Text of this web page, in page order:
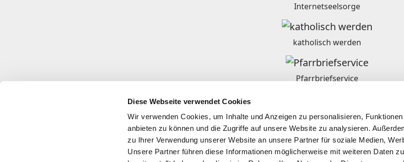
Diese Webseite verwendet Cookies
Wir verwenden Cookies, um Inhalte und Anzeigen zu personalisieren,
anbieten zu können und die Zugriffe auf unsere Website zu analysieren.
zu Ihrer Verwendung unserer Website an unsere Partner für soziale Medien,
Unsere Partner führen diese Informationen möglicherweise mit weiteren Daten
Internetseelsorge
katholisch werden
Pfarrbriefservice
Ordensgemeinschaften in Deutschland